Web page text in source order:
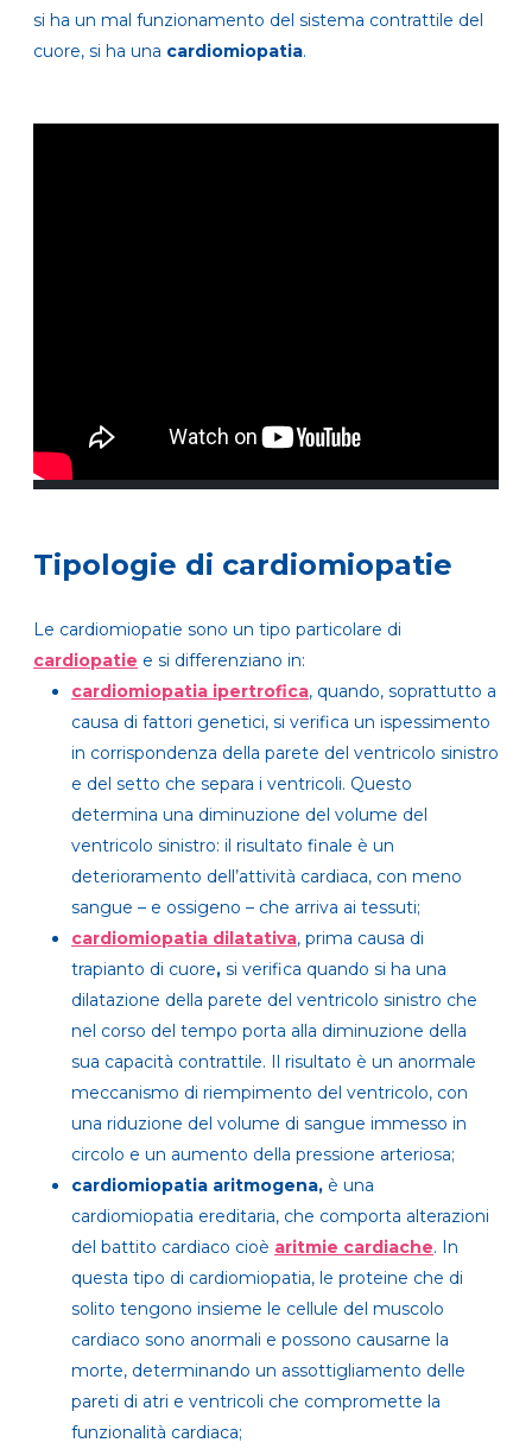
si ha un mal funzionamento del sistema contrattile del
cuore, si ha una cardiomiopatia.
Tipologie di cardiomiopatie
Le cardiomiopatie sono un tipo particolare di
cardiopatie e si differenziano in:
cardiomiopatia ipertrofica, quando, soprattutto a
causa di fattori genetici, si verifica un ispessimento
in corrispondenza della parete del ventricolo sinistro
e del setto che separa i ventricoli. Questo
determina una diminuzione del volume del
ventricolo sinistro: il risultato finale è un
deterioramento dell’attività cardiaca, con meno
sangue – e ossigeno – che arriva ai tessuti;
cardiomiopatia dilatativa, prima causa di
trapianto di cuore, si verifica quando si ha una
dilatazione della parete del ventricolo sinistro che
nel corso del tempo porta alla diminuzione della
sua capacità contrattile. Il risultato è un anormale
meccanismo di riempimento del ventricolo, con
una riduzione del volume di sangue immesso in
circolo e un aumento della pressione arteriosa;
cardiomiopatia aritmogena, è una
cardiomiopatia ereditaria, che comporta alterazioni
del battito cardiaco cioè aritmie cardiache. In
questa tipo di cardiomiopatia, le proteine che di
solito tengono insieme le cellule del muscolo
cardiaco sono anormali e possono causarne la
morte, determinando un assottigliamento delle
pareti di atri e ventricoli che compromette la
funzionalità cardiaca;